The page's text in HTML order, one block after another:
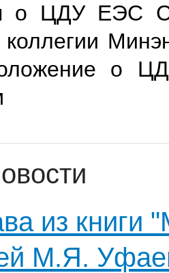
о ЦДУ ЕЭС
коллегии
о
из книги
М.Я.